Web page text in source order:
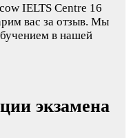
IELTS Centre 16
вас за отзыв. Мы
в нашей
экзамена